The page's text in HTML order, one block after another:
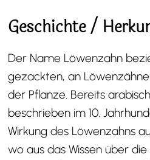
Geschichte /
Der Name Löwenzahn
gezackten, an
der Pflanze. Bereits
beschrieben im 10.
Wirkung des Löwenzahns
wo aus das Wissen über